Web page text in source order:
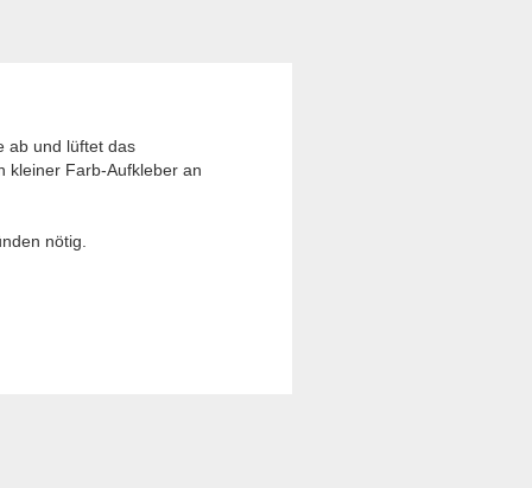
ab und lüftet das
kleiner Farb-Aufkleber an
nötig.